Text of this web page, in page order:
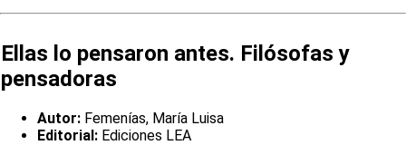
Ellas lo pensaron antes. Filósofas y
pensadoras
Autor: Femenías, María Luisa
Editorial: Ediciones LEA